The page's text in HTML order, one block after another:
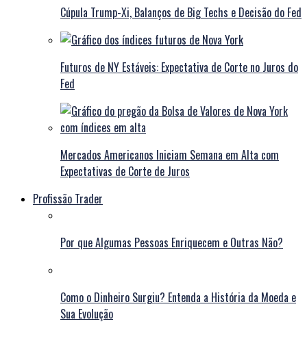
Cúpula Trump-Xi, Balanços de Big Techs e Decisão do Fed
Futuros de NY Estáveis: Expectativa de Corte no Juros do
Fed
Mercados Americanos Iniciam Semana em Alta com
Expectativas de Corte de Juros
Profissão Trader
Por que Algumas Pessoas Enriquecem e Outras Não?
Como o Dinheiro Surgiu? Entenda a História da Moeda e
Sua Evolução